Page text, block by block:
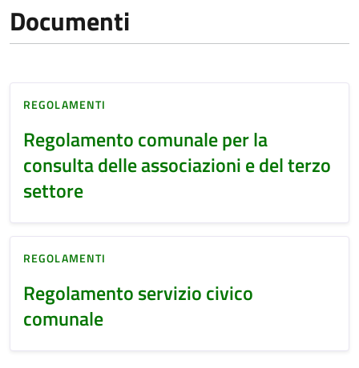
Documenti
REGOLAMENTI
Regolamento comunale per la
consulta delle associazioni e del terzo
settore
REGOLAMENTI
Regolamento servizio civico
comunale